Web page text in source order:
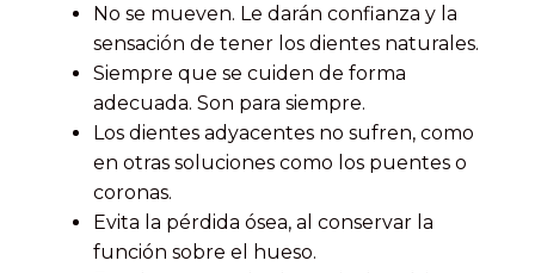
No se mueven. Le darán confianza y la
sensación de tener los dientes naturales.
Siempre que se cuiden de forma
adecuada. Son para siempre.
Los dientes adyacentes no sufren, como
en otras soluciones como los puentes o
coronas.
Evita la pérdida ósea, al conservar la
función sobre el hueso.